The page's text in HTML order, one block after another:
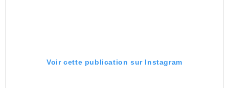
Voir cette publication sur Instagram